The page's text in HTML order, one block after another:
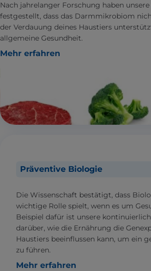
Nach jahrelanger Forschung haben
festgestellt, dass das Darmmikrobiom
der Verdauung deines Haustiers
allgemeine Gesundheit.
Mehr erfahren
Präventive Biologie
Die Wissenschaft bestätigt, dass
wichtige Rolle spielt, wenn es um
Beispiel dafür ist unsere
darüber, wie die Ernährung die
Haustiers beeinflussen kann, um ein
zu führen.
Mehr erfahren